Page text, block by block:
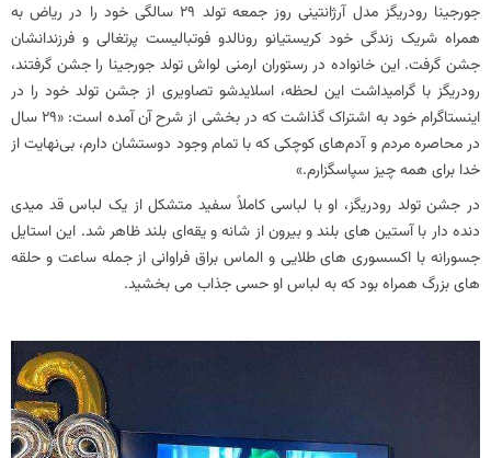
جورجینا رودریگز مدل آرژانتینی روز جمعه تولد 29 سالگی خود را در ریاض به
همراه شریک زندگی خود کریستیانو رونالدو فوتبالیست پرتغالی و فرزندانشان
جشن گرفت. این خانواده در رستوران ارمنی لواش تولد جورجینا را جشن گرفتند،
رودریگز با گرامیداشت این لحظه، اسلایدشو تصاویری از جشن‌ تولد خود را در
اینستاگرام خود به اشتراک گذاشت که در بخشی از شرح آن آمده است: «۲۹ سال
در محاصره مردم و آدم‌های کوچکی که با تمام وجود دوستشان دارم، بی‌نهایت از
خدا برای همه چیز سپاسگزارم.»
در جشن تولد رودریگز، او با لباسی کاملاً سفید متشکل از یک لباس قد میدی
دنده‌ دار با آستین‌ های بلند و بیرون از شانه و یقه‌ای بلند ظاهر شد. این استایل
جسورانه با اکسسوری های طلایی و الماس براق فراوانی از جمله ساعت و حلقه
های بزرگ همراه بود که به لباس او حسی جذاب می بخشید.